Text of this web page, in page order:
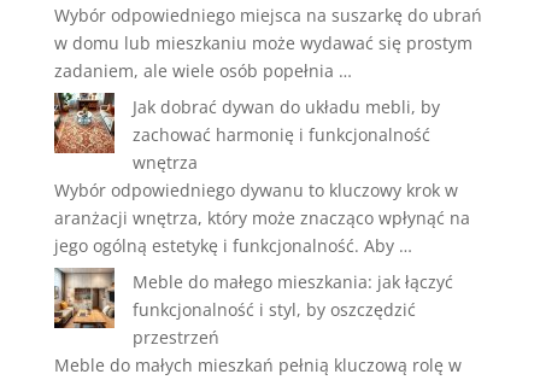
Wybór odpowiedniego miejsca na suszarkę do ubrań
w domu lub mieszkaniu może wydawać się prostym
zadaniem, ale wiele osób popełnia …
Jak dobrać dywan do układu mebli, by
zachować harmonię i funkcjonalność
wnętrza
Wybór odpowiedniego dywanu to kluczowy krok w
aranżacji wnętrza, który może znacząco wpłynąć na
jego ogólną estetykę i funkcjonalność. Aby …
Meble do małego mieszkania: jak łączyć
funkcjonalność i styl, by oszczędzić
przestrzeń
Meble do małych mieszkań pełnią kluczową rolę w